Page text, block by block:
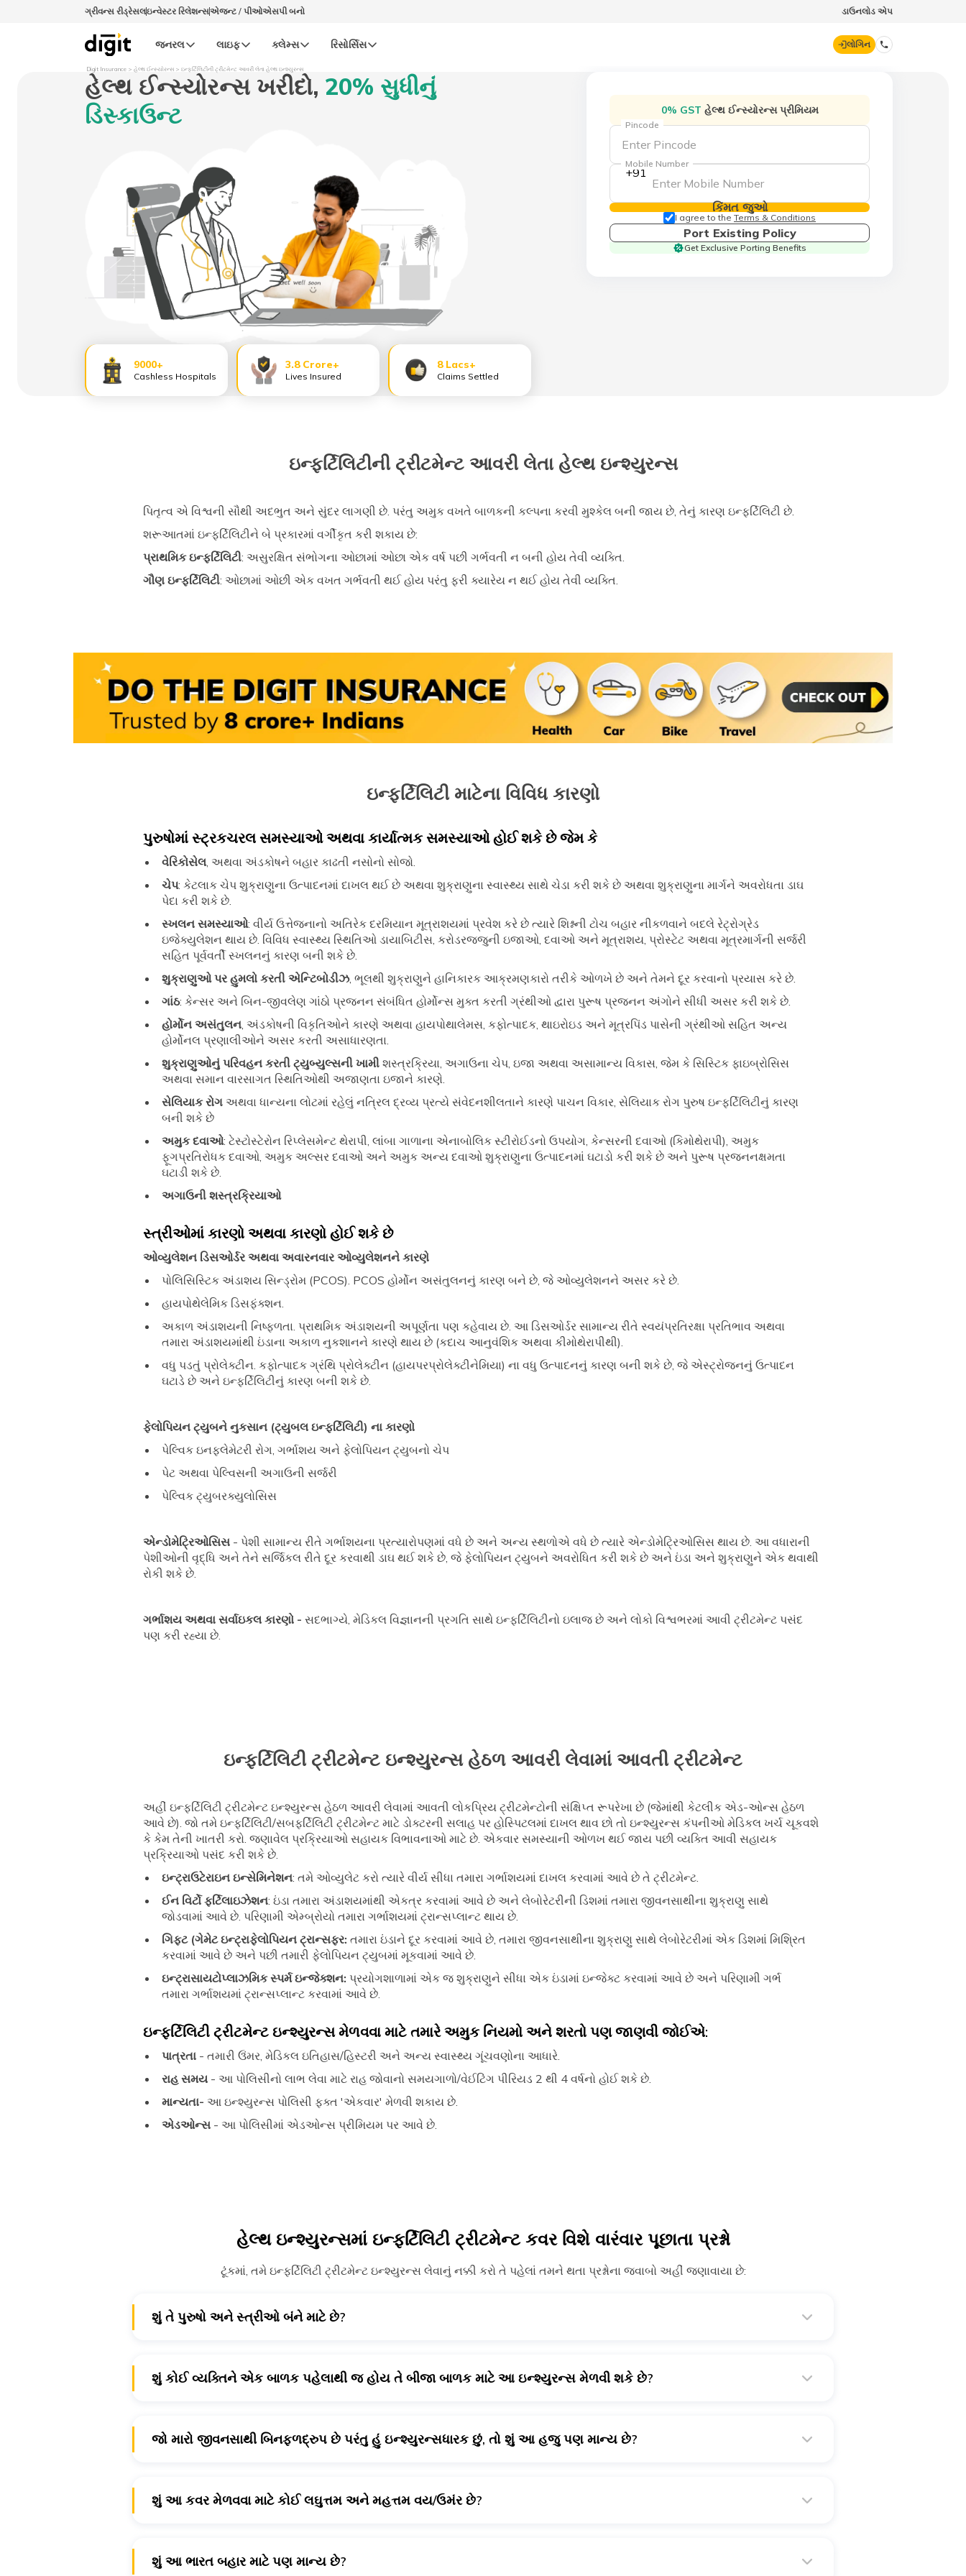
ગ્રીવન્સ રીડ્રેસલઇન્વેસ્ટર રિલેશન્સએજન્ટ / પીઓએસપી બનો ડાઉનલોડ એપ
જનરલ લાઇફ ક્લેમ્સ રિસોર્સિસ લોગિન
hello@godigit.com
Digit Insurance હેલ્થ ઈન્સ્યોરન્સ ઇન્ફર્ટિલિટીની ટ્રીટમેન્ટ આવરી લેતા હેલ્થ ઇન્શ્યુરન્સ
હેલ્થ ઈન્સ્યોરન્સ ખરીદો, 20% સુધીનું
ડિસ્કાઉન્ટ
9000+
Cashless Hospitals
3.8 Crore+
Lives Insured
8 Lacs+
Claims Settled
0% GST હેલ્થ ઈન્સ્યોરન્સ પ્રીમિયમ
Pincode
+91
Mobile Number
કિંમત જુઓ
I agree to the Terms & Conditions
Port Existing Policy
Get Exclusive Porting Benefits
ઇન્ફર્ટિલિટીની ટ્રીટમેન્ટ આવરી લેતા હેલ્થ ઇન્શ્યુરન્સ
પિતૃત્વ એ વિશ્વની સૌથી અદભુત અને સુંદર લાગણી છે. પરંતુ અમુક વખતે બાળકની કલ્પના કરવી મુશ્કેલ બની જાય છે, તેનું કારણ ઇન્ફર્ટિલિટી છે.
શરૂઆતમાં ઇન્ફર્ટિલિટીને બે પ્રકારમાં વર્ગીકૃત કરી શકાય છે:
પ્રાથમિક ઇન્ફર્ટિલિટી: અસુરક્ષિત સંભોગના ઓછામાં ઓછા એક વર્ષ પછી ગર્ભવતી ન બની હોય તેવી વ્યક્તિ.
ગૌણ ઇન્ફર્ટિલિટી: ઓછામાં ઓછી એક વખત ગર્ભવતી થઈ હોય પરંતુ ફરી ક્યારેય ન થઈ હોય તેવી વ્યક્તિ.
ઇન્ફર્ટિલિટી માટેના વિવિધ કારણો
પુરુષોમાં સ્ટ્રકચરલ સમસ્યાઓ અથવા કાર્યાત્મક સમસ્યાઓ હોઈ શકે છે જેમ કે
વેરિકોસેલ, અથવા અંડકોષને બહાર કાઢતી નસોનો સોજો.
ચેપ: કેટલાક ચેપ શુક્રાણુના ઉત્પાદનમાં દાખલ થઈ છે અથવા શુક્રાણુના સ્વાસ્થ્ય સાથે ચેડા કરી શકે છે અથવા શુક્રાણુના માર્ગને અવરોધતા ડાઘ
પેદા કરી શકે છે.
સ્ખલન સમસ્યાઓ: વીર્ય ઉત્તેજનાનો અતિરેક દરમિયાન મૂત્રાશયમાં પ્રવેશ કરે છે ત્યારે શિશ્નની ટોચ બહાર નીકળવાને બદલે રેટ્રોગ્રેડ
ઇજેક્યુલેશન થાય છે. વિવિધ સ્વાસ્થ્ય સ્થિતિઓ ડાયાબિટીસ, કરોડરજ્જુની ઇજાઓ, દવાઓ અને મૂત્રાશય, પ્રોસ્ટેટ અથવા મૂત્રમાર્ગની સર્જરી
સહિત પૂર્વવર્તી સ્ખલનનું કારણ બની શકે છે.
શુક્રાણુઓ પર હુમલો કરતી એન્ટિબોડીઝ, ભૂલથી શુક્રાણુને હાનિકારક આક્રમણકારો તરીકે ઓળખે છે અને તેમને દૂર કરવાનો પ્રયાસ કરે છે.
ગાંઠ: કેન્સર અને બિન-જીવલેણ ગાંઠો પ્રજનન સંબંધિત હોર્મોન્સ મુક્ત કરતી ગ્રંથીઓ દ્વારા પુરૂષ પ્રજનન અંગોને સીધી અસર કરી શકે છે.
હોર્મોન અસંતુલન, અંડકોષની વિકૃતિઓને કારણે અથવા હાયપોથાલેમસ, કફોત્પાદક, થાઇરોઇડ અને મૂત્રપિંડ પાસેની ગ્રંથીઓ સહિત અન્ય
હોર્મોનલ પ્રણાલીઓને અસર કરતી અસાધારણતા.
શુક્રાણુઓનું પરિવહન કરતી ટ્યુબ્યુલ્સની ખામીશસ્ત્રક્રિયા, અગાઉના ચેપ, ઇજા અથવા અસામાન્ય વિકાસ, જેમ કે સિસ્ટિક ફાઇબ્રોસિસ
અથવા સમાન વારસાગત સ્થિતિઓથી અજાણતા ઇજાને કારણે.
સેલિયાક રોગ અથવા ધાન્યના લોટમાં રહેલું નત્રિલ દ્રવ્ય પ્રત્યે સંવેદનશીલતાને કારણે પાચન વિકાર, સેલિયાક રોગ પુરુષ ઇન્ફર્ટિલિટીનું કારણ
બની શકે છે
અમુક દવાઓ: ટેસ્ટોસ્ટેરોન રિપ્લેસમેન્ટ થેરાપી, લાંબા ગાળાના એનાબોલિક સ્ટીરોઈડનો ઉપયોગ, કેન્સરની દવાઓ (કિમોથેરાપી), અમુક
ફૂગપ્રતિરોધક દવાઓ, અમુક અલ્સર દવાઓ અને અમુક અન્ય દવાઓ શુક્રાણુના ઉત્પાદનમાં ઘટાડો કરી શકે છે અને પુરૂષ પ્રજનનક્ષમતા
ઘટાડી શકે છે.
અગાઉની શસ્ત્રક્રિયાઓ
સ્ત્રીઓમાં કારણો અથવા કારણો હોઈ શકે છે
ઓવ્યુલેશન ડિસઓર્ડર અથવા અવારનવાર ઓવ્યુલેશનને કારણે
પોલિસિસ્ટિક અંડાશય સિન્ડ્રોમ (PCOS). PCOS હોર્મોન અસંતુલનનું કારણ બને છે, જે ઓવ્યુલેશનને અસર કરે છે.
હાયપોથેલેમિક ડિસફંક્શન.
અકાળ અંડાશયની નિષ્ફળતા. પ્રાથમિક અંડાશયની અપૂર્ણતા પણ કહેવાય છે. આ ડિસઓર્ડર સામાન્ય રીતે સ્વયંપ્રતિરક્ષા પ્રતિભાવ અથવા
તમારા અંડાશયમાંથી ઇંડાના અકાળ નુકશાનને કારણે થાય છે (કદાચ આનુવંશિક અથવા કીમોથેરાપીથી).
વધુ પડતું પ્રોલેક્ટીન. કફોત્પાદક ગ્રંથિ પ્રોલેક્ટીન (હાયપરપ્રોલેક્ટીનેમિયા) ના વધુ ઉત્પાદનનું કારણ બની શકે છે, જે એસ્ટ્રોજનનું ઉત્પાદન
ઘટાડે છે અને ઇન્ફર્ટિલિટીનું કારણ બની શકે છે.
ફેલોપિયન ટ્યુબને નુકસાન (ટ્યુબલ ઇન્ફર્ટિલિટી) ના કારણો
પેલ્વિક ઇનફ્લેમેટરી રોગ, ગર્ભાશય અને ફેલોપિયન ટ્યુબનો ચેપ
પેટ અથવા પેલ્વિસની અગાઉની સર્જરી
પેલ્વિક ટ્યુબરક્યુલોસિસ
એન્ડોમેટ્રિઓસિસ - પેશી સામાન્ય રીતે ગર્ભાશયના પ્રત્યારોપણમાં વધે છે અને અન્ય સ્થળોએ વધે છે ત્યારે એન્ડોમેટ્રિઓસિસ થાય છે. આ વધારાની
પેશીઓની વૃદ્ધિ અને તેને સર્જિકલ રીતે દૂર કરવાથી ડાઘ થઈ શકે છે, જે ફેલોપિયન ટ્યુબને અવરોધિત કરી શકે છે અને ઇંડા અને શુક્રાણુને એક થવાથી
રોકી શકે છે.
ગર્ભાશય અથવા સર્વાઇકલ કારણો - સદભાગ્યે, મેડિકલ વિજ્ઞાનની પ્રગતિ સાથે ઇન્ફર્ટિલિટીનો ઇલાજ છે અને લોકો વિશ્વભરમાં આવી ટ્રીટમેન્ટ પસંદ
પણ કરી રહ્યા છે.
ઇન્ફર્ટિલિટી ટ્રીટમેન્ટ ઇન્શ્યુરન્સ હેઠળ આવરી લેવામાં આવતી ટ્રીટમેન્ટ
અહીં ઇન્ફર્ટિલિટી ટ્રીટમેન્ટ ઇન્શ્યુરન્સ હેઠળ આવરી લેવામાં આવતી લોકપ્રિય ટ્રીટમેન્ટોની સંક્ષિપ્ત રૂપરેખા છે (જેમાંથી કેટલીક એડ-ઓન્સ હેઠળ
આવે છે). જો તમે ઇન્ફર્ટિલિટી/સબફર્ટિલિટી ટ્રીટમેન્ટ માટે ડોક્ટરની સલાહ પર હોસ્પિટલમાં દાખલ થાવ છો તો ઇન્શ્યુરન્સ કંપનીઓ મેડિકલ ખર્ચ ચૂકવશે
કે કેમ તેની ખાતરી કરો. જણાવેલ પ્રક્રિયાઓ સહાયક વિભાવનાઓ માટે છે. એકવાર સમસ્યાની ઓળખ થઈ જાય પછી વ્યક્તિ આવી સહાયક
પ્રક્રિયાઓ પસંદ કરી શકે છે.
ઇન્ટ્રાઉટેરાઇન ઇન્સેમિનેશન: તમે ઓવ્યુલેટ કરો ત્યારે વીર્ય સીધા તમારા ગર્ભાશયમાં દાખલ કરવામાં આવે છે તે ટ્રીટમેન્ટ.
ઈન વિર્ટો ફર્ટિલાઇઝેશન: ઇંડા તમારા અંડાશયમાંથી એકત્ર કરવામાં આવે છે અને લેબોરેટરીની ડિશમાં તમારા જીવનસાથીના શુક્રાણુ સાથે
જોડવામાં આવે છે. પરિણામી એમ્બ્રોયો તમારા ગર્ભાશયમાં ટ્રાન્સપ્લાન્ટ થાય છે.
ગિફ્ટ (ગેમેટ ઇન્ટ્રાફેલોપિયન ટ્રાન્સફર:તમારા ઇંડાને દૂર કરવામાં આવે છે, તમારા જીવનસાથીના શુક્રાણુ સાથે લેબોરેટરીમાં એક ડિશમાં મિશ્રિત
કરવામાં આવે છે અને પછી તમારી ફેલોપિયન ટ્યુબમાં મૂકવામાં આવે છે.
ઇન્ટ્રાસાયટોપ્લાઝમિક સ્પર્મ ઇન્જેક્શન: પ્રયોગશાળામાં એક જ શુક્રાણુને સીધા એક ઇંડામાં ઇન્જેક્ટ કરવામાં આવે છે અને પરિણામી ગર્ભ
તમારા ગર્ભાશયમાં ટ્રાન્સપ્લાન્ટ કરવામાં આવે છે.
ઇન્ફર્ટિલિટી ટ્રીટમેન્ટ ઇન્શ્યુરન્સ મેળવવા માટે તમારે અમુક નિયમો અને શરતો પણ જાણવી જોઈએ:
પાત્રતા - તમારી ઉંમર, મેડિકલ ઇતિહાસ/હિસ્ટરી અને અન્ય સ્વાસ્થ્ય ગૂંચવણોના આધારે.
રાહ સમય - આ પોલિસીનો લાભ લેવા માટે રાહ જોવાનો સમયગાળો/વેઈટિંગ પીરિયડ 2 થી 4 વર્ષનો હોઈ શકે છે.
માન્યતા- આ ઇન્શ્યુરન્સ પોલિસી ફક્ત 'એકવાર' મેળવી શકાય છે.
એડઓન્સ - આ પોલિસીમાં એડઓન્સ પ્રીમિયમ પર આવે છે.
હેલ્થ ઇન્શ્યુરન્સમાં ઇન્ફર્ટિલિટી ટ્રીટમેન્ટ કવર વિશે વારંવાર પૂછાતા પ્રશ્નો
ટૂંકમાં, તમે ઇન્ફર્ટિલિટી ટ્રીટમેન્ટ ઇન્શ્યુરન્સ લેવાનું નક્કી કરો તે પહેલાં તમને થતા પ્રશ્નોના જવાબો અહીં જણાવાયા છે:
શું તે પુરુષો અને સ્ત્રીઓ બંને માટે છે?
શું કોઈ વ્યક્તિને એક બાળક પહેલાથી જ હોય તે બીજા બાળક માટે આ ઇન્શ્યુરન્સ મેળવી શકે છે?
જો મારો જીવનસાથી બિનફળદ્રુપ છે પરંતુ હું ઇન્શ્યુરન્સધારક છું, તો શું આ હજુ પણ માન્ય છે?
શું આ કવર મેળવવા માટે કોઈ લઘુત્તમ અને મહત્તમ વય/ઉમંર છે?
શું આ ભારત બહાર માટે પણ માન્ય છે?